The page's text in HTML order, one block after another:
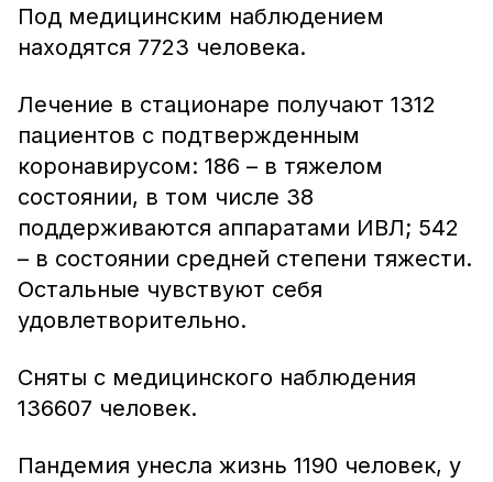
Под медицинским наблюдением
находятся 7723 человека.
Лечение в стационаре получают 1312
пациентов с подтвержденным
коронавирусом: 186 – в тяжелом
состоянии, в том числе 38
поддерживаются аппаратами ИВЛ; 542
– в состоянии средней степени тяжести.
Остальные чувствуют себя
удовлетворительно.
Сняты с медицинского наблюдения
136607 человек.
Пандемия унесла жизнь 1190 человек, у